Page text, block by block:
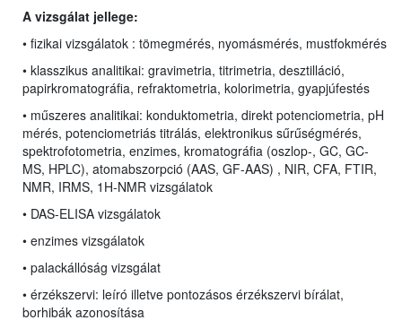
A vizsgálat jellege:
• fizikai vizsgálatok : tömegmérés, nyomásmérés, mustfokmérés
• klasszikus analitikai: gravimetria, titrimetria, desztilláció,
papirkromatográfia, refraktometria, kolorimetria, gyapjúfestés
• műszeres analitikai: konduktometria, direkt potenciometria, pH
mérés, potenciometriás titrálás, elektronikus sűrűségmérés,
spektrofotometria, enzimes, kromatográfia (oszlop-, GC, GC-
MS, HPLC), atomabszorpció (AAS, GF-AAS) , NIR, CFA, FTIR,
NMR, IRMS, 1H-NMR vizsgálatok
• DAS-ELISA vizsgálatok
• enzimes vizsgálatok
• palackállóság vizsgálat
• érzékszervi: leíró illetve pontozásos érzékszervi bírálat,
borhibák azonosítása